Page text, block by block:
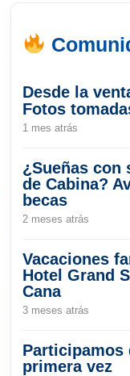
Desde la
Fotos
1 mes atrás
¿Sueñas con
de Cabina?
becas
2 meses atrás
Vacaciones
Hotel Grand
Cana
3 meses atrás
Participamos
primera vez